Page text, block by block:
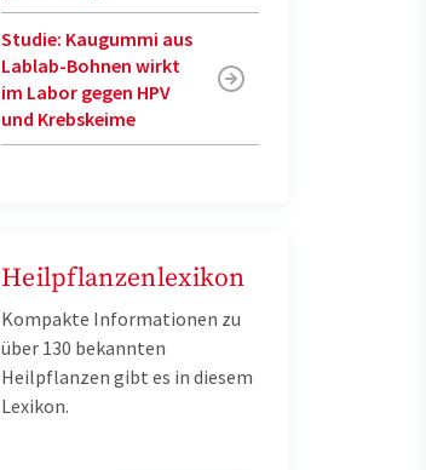
Studie: Kaugummi aus
Lablab-Bohnen wirkt
im Labor gegen HPV
und Krebskeime
Heilpflanzenlexikon
Kompakte Informationen zu
über 130 bekannten
Heilpflanzen gibt es in diesem
Lexikon.